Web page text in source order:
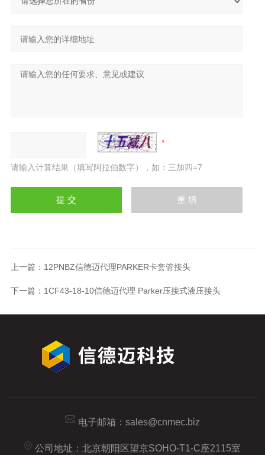
请输入计算结果（填写阿拉伯数字），如：三加四=7
上一篇： 12PNBZ信德迈代理PARKER卡套管接头
下一篇： 1CF43-18-10信德迈代理 Parker压接式液压接头
电子邮箱： sales@cnmec.biz
公司地址：北京朝阳区望京SOHO-T1-C座2115室